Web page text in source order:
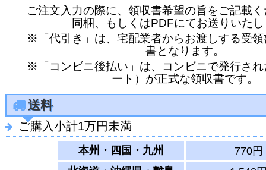
ご注文入力の際に、領収書希望の旨をご記載
同梱、もしくはPDFにてお送りいた
※「代引き」は、宅配業者からお渡しする受
書となります。
※「コンビニ後払い」は、コンビニで発行さ
ート）が正式な領収書です。
送料
ご購入小計1万円未満
本州・四国・九州
770円